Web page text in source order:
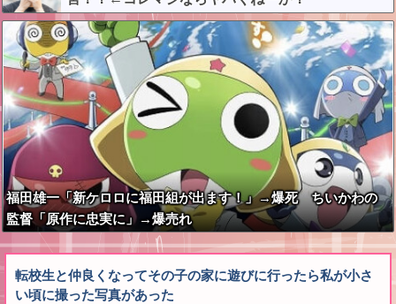
福田雄一「新ケロロに福田組が出ます！」→爆死 ちいかわの
監督「原作に忠実に」→爆売れ
転校生と仲良くなってその子の家に遊びに行ったら私が小さ
い頃に撮った写真があった